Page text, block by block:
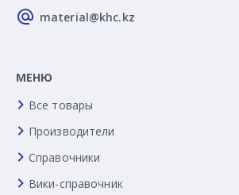
material@khc.kz
МЕНЮ
Все товары
Производители
Справочники
Вики-справочник